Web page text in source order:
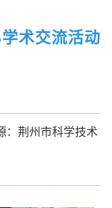
术交流活动
：荆州市科学技术